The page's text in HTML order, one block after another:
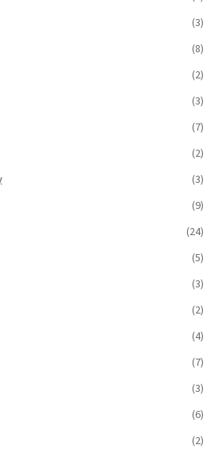
(3)
(8)
(2)
(3)
(7)
(2)
(3)
(9)
(24)
(5)
(3)
(2)
(4)
(7)
(3)
(6)
(2)